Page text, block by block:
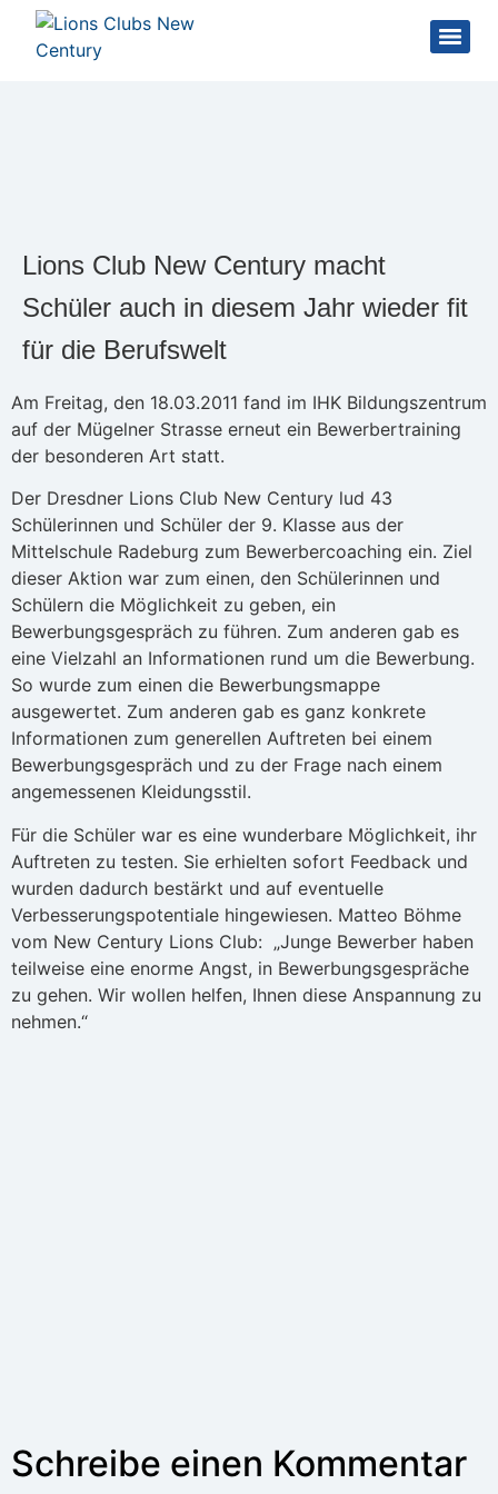
Lions Club New Century macht
Schüler auch in diesem Jahr wieder fit
für die Berufswelt
Am Freitag, den 18.03.2011 fand im IHK Bildungszentrum
auf der Mügelner Strasse erneut ein Bewerbertraining
der besonderen Art statt.
Der Dresdner Lions Club New Century lud 43
Schülerinnen und Schüler der 9. Klasse aus der
Mittelschule Radeburg zum Bewerbercoaching ein. Ziel
dieser Aktion war zum einen, den Schülerinnen und
Schülern die Möglichkeit zu geben, ein
Bewerbungsgespräch zu führen. Zum anderen gab es
eine Vielzahl an Informationen rund um die Bewerbung.
So wurde zum einen die Bewerbungsmappe
ausgewertet. Zum anderen gab es ganz konkrete
Informationen zum generellen Auftreten bei einem
Bewerbungsgespräch und zu der Frage nach einem
angemessenen Kleidungsstil.
Für die Schüler war es eine wunderbare Möglichkeit, ihr
Auftreten zu testen. Sie erhielten sofort Feedback und
wurden dadurch bestärkt und auf eventuelle
Verbesserungspotentiale hingewiesen. Matteo Böhme
vom New Century Lions Club: „Junge Bewerber haben
teilweise eine enorme Angst, in Bewerbungsgespräche
zu gehen. Wir wollen helfen, Ihnen diese Anspannung zu
nehmen.“
Schreibe einen Kommentar